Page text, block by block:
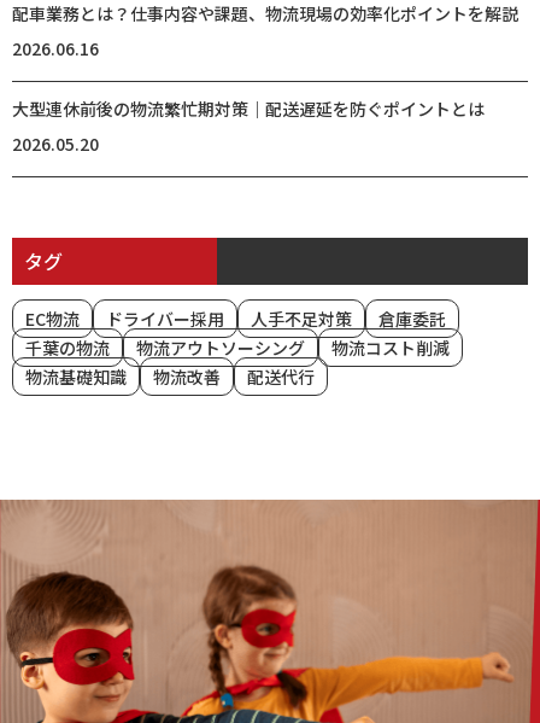
配車業務とは？仕事内容や課題、物流現場の効率化ポイントを解説
2026.06.16
大型連休前後の物流繁忙期対策｜配送遅延を防ぐポイントとは
2026.05.20
タグ
EC物流 ドライバー採用 人手不足対策
倉庫委託
千葉の物流
物流アウトソーシング
物流コスト削減
物流基礎知識
物流改善 配送代行